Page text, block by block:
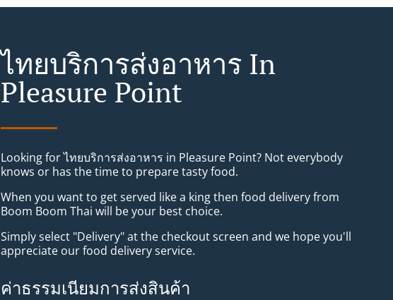
ไทยบริการส่งอาหาร In
Pleasure Point
Looking for ไทยบริการส่งอาหาร in Pleasure Point? Not everybody
knows or has the time to prepare tasty food.
When you want to get served like a king then food delivery from
Boom Boom Thai will be your best choice.
Simply select "Delivery" at the checkout screen and we hope you'll
appreciate our food delivery service.
ค่าธรรมเนียมการส่งสินค้า